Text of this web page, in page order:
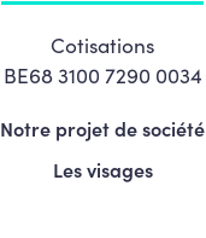
Cotisations
BE68 3100 7290 0034
Notre projet de société
Les visages